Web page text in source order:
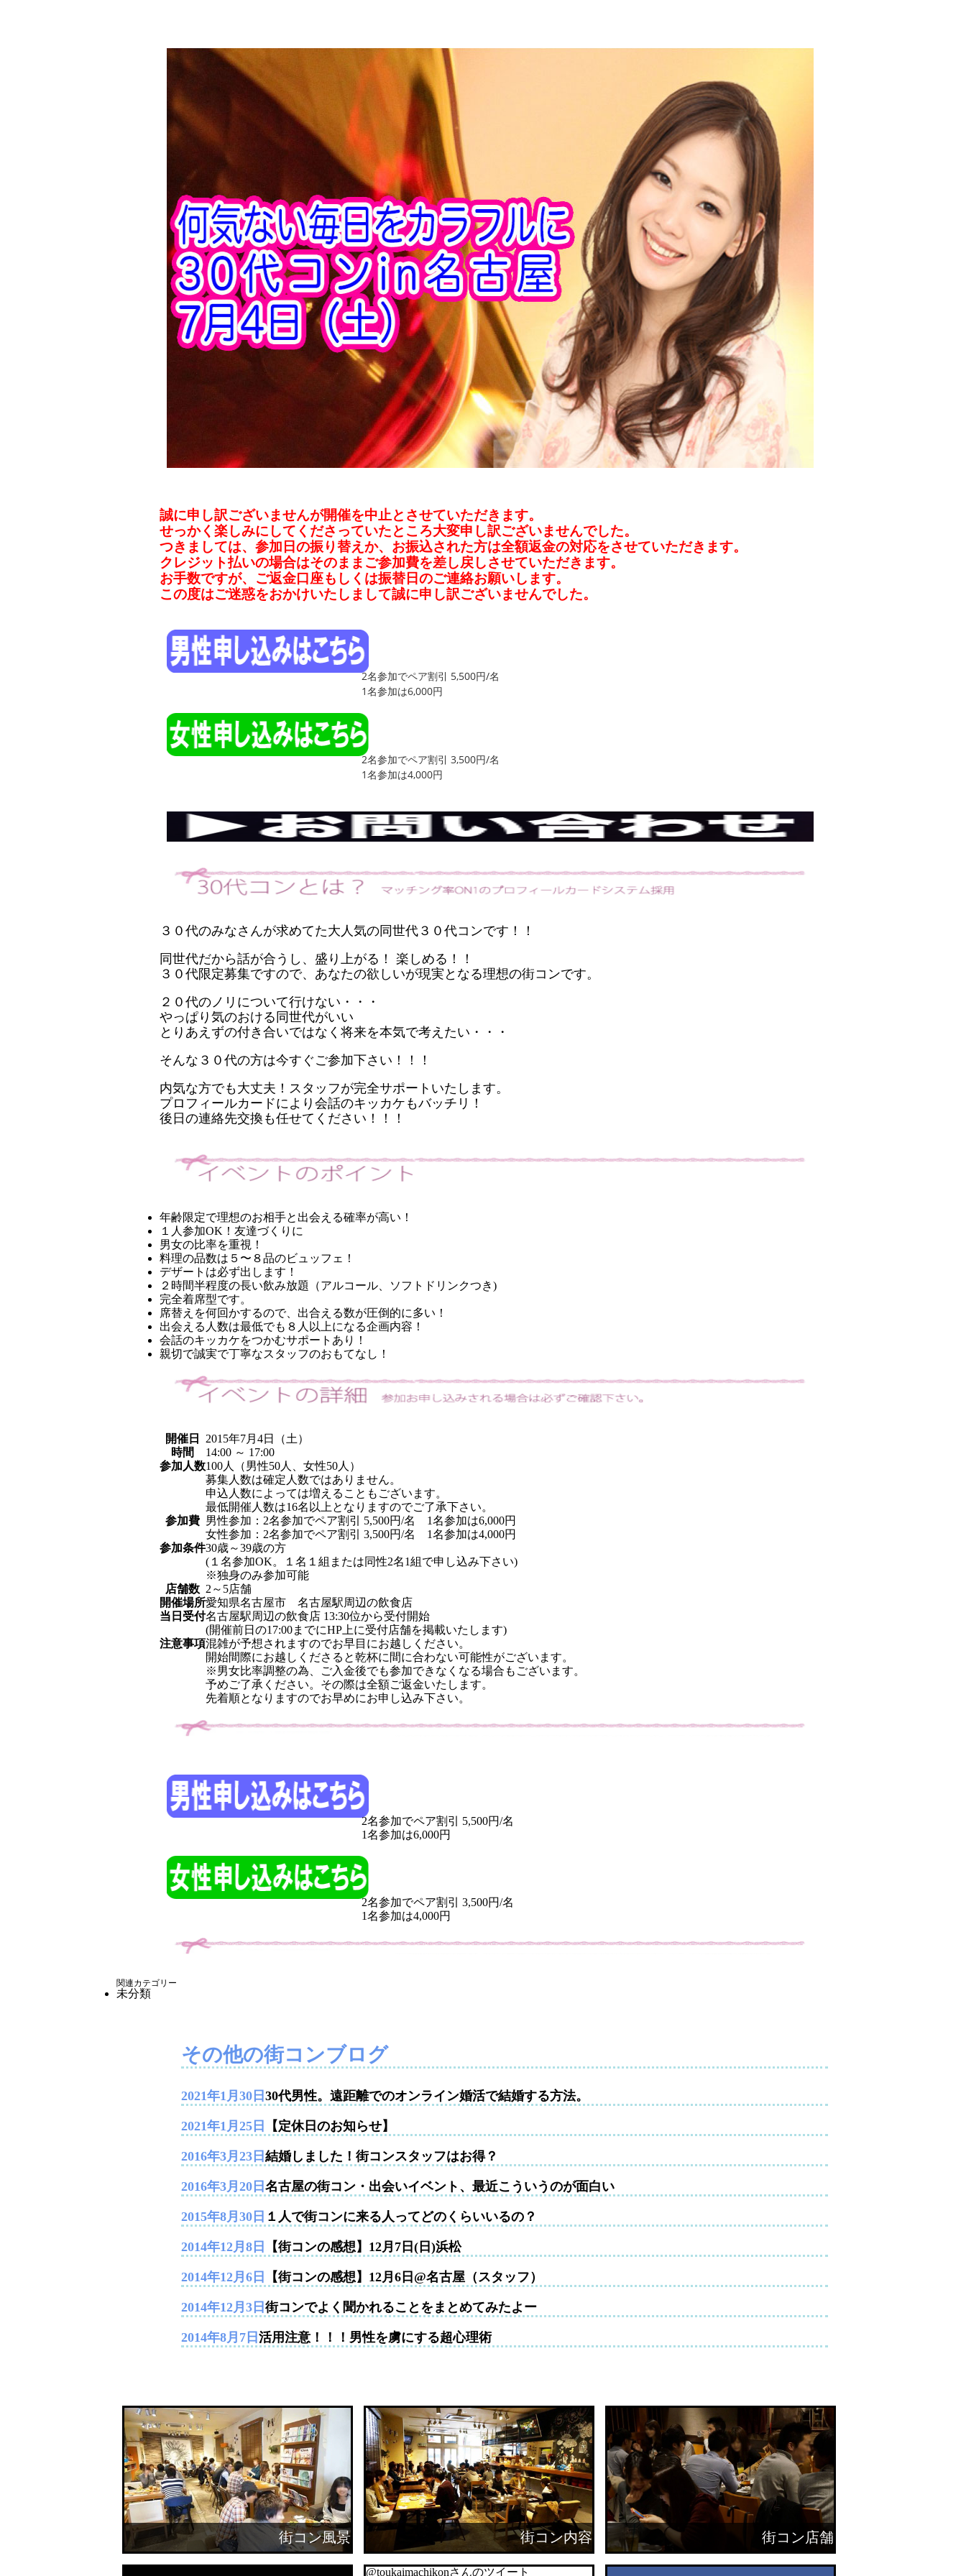
誠に申し訳ございませんが開催を中止とさせていただきます。
せっかく楽しみにしてくださっていたところ大変申し訳ございませんでした。
つきましては、参加日の振り替えか、お振込された方は全額返金の対応をさせていただきます。
クレジット払いの場合はそのままご参加費を差し戻しさせていただきます。
お手数ですが、ご返金口座もしくは振替日のご連絡お願いします。
この度はご迷惑をおかけいたしまして誠に申し訳ございませんでした。
2名参加でペア割引 5,500円/名
1名参加は6,000円
2名参加でペア割引 3,500円/名
1名参加は4,000円
３０代のみなさんが求めてた大人気の同世代 ３０代コンです！！
同世代だから話が合うし、盛り上がる！ 楽しめる！！
３０代限定募集ですので、あなたの欲しいが現実となる理想の街コンです。
２０代のノリについて行けない・・・
やっぱり気のおける同世代がいい
とりあえずの付き合いではなく将来を本気で考えたい・・・
そんな ３０代の方は今すぐご参加下さい！！！
内気な方でも大丈夫！スタッフが完全サポートいたします。
プロフィールカードにより会話のキッカケもバッチリ！
後日の連絡先交換も任せてください！！！
年齢限定で理想のお相手と出会える確率が高い！
１人参加OK！友達づくりに
男女の比率を重視！
料理の品数は５〜８品のビュッフェ！
デザートは必ず出します！
２時間半程度の長い飲み放題（アルコール、ソフトドリンクつき)
完全着席型です。
席替えを何回かするので、出合える数が圧倒的に多い！
出会える人数は最低でも８人以上になる企画内容！
会話のキッカケをつかむサポートあり！
親切で誠実で丁寧なスタッフのおもてなし！
開催日
2015年7月4日（土）
時間
14:00 ～ 17:00
参加人数100人（男性50人、女性50人）
募集人数は確定人数ではありません。
申込人数によっては増えることもございます。
最低開催人数は16名以上となりますのでご了承下さい。
参加費 男性参加：2名参加でペア割引 5,500円/名 1名参加は6,000円
女性参加：2名参加でペア割引 3,500円/名 1名参加は4,000円
参加条件30歳～39歳の方
(１名参加OK。１名１組または同性2名1組で申し込み下さい)
※独身のみ参加可能
店舗数 2～5店舗
開催場所愛知県名古屋市 名古屋駅周辺の飲食店
当日受付名古屋駅周辺の飲食店 13:30位から受付開始
(開催前日の17:00までにHP上に受付店舗を掲載いたします)
注意事項混雑が予想されますのでお早目にお越しください。
開始間際にお越しくださると乾杯に間に合わない可能性がございます。
※男女比率調整の為、ご入金後でも参加できなくなる場合もございます。
予めご了承ください。その際は全額ご返金いたします。
先着順となりますのでお早めにお申し込み下さい。
2名参加でペア割引 5,500円/名
1名参加は6,000円
2名参加でペア割引 3,500円/名
1名参加は4,000円
関連カテゴリー
未分類
その他の街コンブログ
2021年1月30日 30代男性。遠距離でのオンライン婚活で結婚する方法。
2021年1月25日 【定休日のお知らせ】
2016年3月23日 結婚しました！街コンスタッフはお得？
2016年3月20日 名古屋の街コン・出会いイベント、最近こういうのが面白い
2015年8月30日 １人で街コンに来る人ってどのくらいいるの？
2014年12月8日 【街コンの感想】12月7日(日)浜松
2014年12月6日 【街コンの感想】12月6日@名古屋（スタッフ）
2014年12月3日 街コンでよく聞かれることをまとめてみたよー
2014年8月7日 活用注意！！！男性を虜にする超心理術
街コン風景 街コン内容 街コン店舗
@toukaimachikonさんのツイート